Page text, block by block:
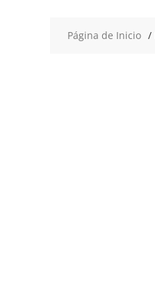
Página de Inicio